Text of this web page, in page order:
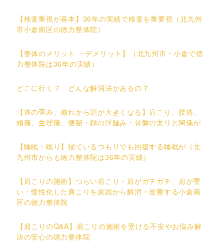
【検査重視が基本】36年の実績で検査を重要視（北九州
市小倉南区の徳力整体院）
【整体のメリット ・デメリット】（北九州市・小倉で徳
力整体院は36年の実績）
どこに行く？ どんな解消法があるの？
【体の歪み、崩れから頭が大きくなる】肩こり、腰痛、
頭痛、生理痛、便秘・顔の浮腫み・骨盤の太りと関係が
【睡眠・眠り】寝ているつもりでも回復する睡眠が（北
九州市からも徳力整体院は36年の実績）
【肩こりの施術】つらい肩こり・肩がガチガチ、肩が重
い・慢性化した肩こりを原因から解消・改善する小倉南
区の徳力整体院
【肩こりのQ&A】肩こりの施術を受ける不安やお悩み解
決の安心の徳力整体院